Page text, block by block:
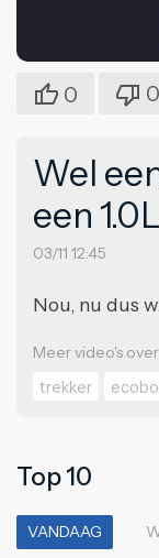
0 0
Wel
een
03/11 12:45
Nou, nu dus
Meer video's over
trekker
Top 10
VANDAAG